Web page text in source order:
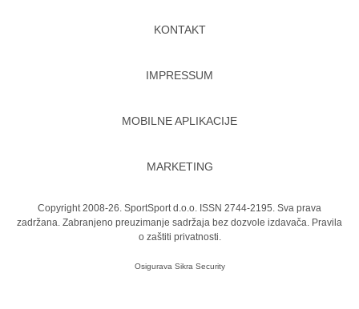
KONTAKT
IMPRESSUM
MOBILNE APLIKACIJE
MARKETING
Copyright 2008-26. SportSport d.o.o. ISSN 2744-2195. Sva prava
zadržana. Zabranjeno preuzimanje sadržaja bez dozvole izdavača. Pravila
o zaštiti privatnosti.
Osigurava Sikra Security